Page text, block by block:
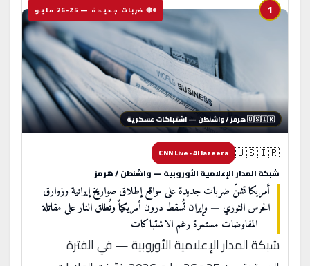
1 🔴 ضربات جديدة — 25-26 مايو
🇺🇸🇮🇷 هرمز / واشنطن — اشتباكات عسكرية
🇺🇸🇮🇷
CNN Live · Al Jazeera
شبكة المدار الإعلامية الأوروبية — واشنطن / هرمز
أمريكا تشنّ ضربات جديدة على مواقع إطلاق صواريخ إيرانية وزوارق
الحرس الثوري — وإيران تُسقط درون أمريكياً وتُطلق النار على مقاتلة
— المفاوضات مستمرة رغم الاشتباكات
شبكة المدار الإعلامية الأوروبية — في الفترة